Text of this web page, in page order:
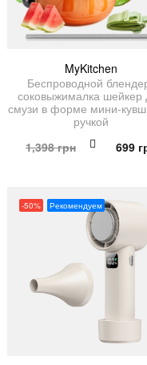
MyKitchen
Беспроводной
соковыжималка шейкер
смузи в форме мини-
ручкой
1,398грн 699
-50% Рекомендуем